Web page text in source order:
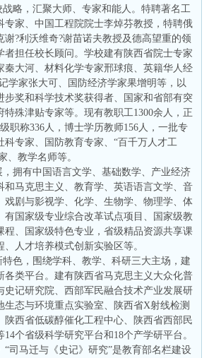
略，汇聚大师、专家和能人。特聘著名工
专家、中国工程院院士李焯芬教授，特聘俄
谢?利沃维奇?谢苗诺夫教授及德高望重的领
者担任校长顾问。学校建有陕西省院士专家
秦大河、材料化学专家邢球痕、英籍华人经
学家张大可、国防经济学家果增明等，以
步奖和科学技术奖获得者、国家和省部有突
特殊津贴专家等。现有教职工1300余人，正
职称336人，博士学历教师156人，一批专
科专家、国防教育专家、“百千万人才工
、教学名师等。
拥有中国语言文学、基础数学、产业经济
和马克思主义、教育学、英语语言文学、音
戏剧与影视学、化学、生物学、物理学、体
有国家级专业综合改革试点项目、国家级教
程、国家级特色专业，省级精品资源共享课
人才培养模式创新实验区等。
色，围绕学科、教学、科研三大主场，建
各类平台。建有陕西省马克思主义大众化普
史记研究院、西部军民融合技术产业发展研
生态与环境重点实验室、陕西省X射线检测
陕西省低碳醇催化工程中心、陕西省西部民
个省级科学研究平台和18个产学研平台。
“司马迁与《史记》研究”是教育部名栏建设